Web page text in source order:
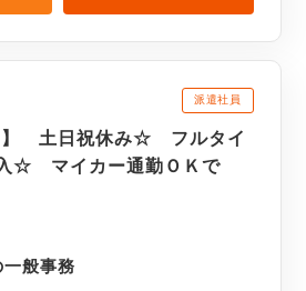
派遣社員
】 土日祝休み☆ フルタイ
☆ マイカー通勤ＯＫで
般事務